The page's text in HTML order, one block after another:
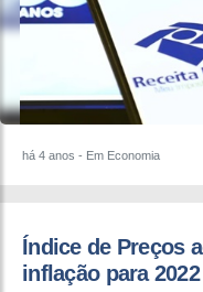
há 4 anos - Em Economia
Índice de Preços
inflação para